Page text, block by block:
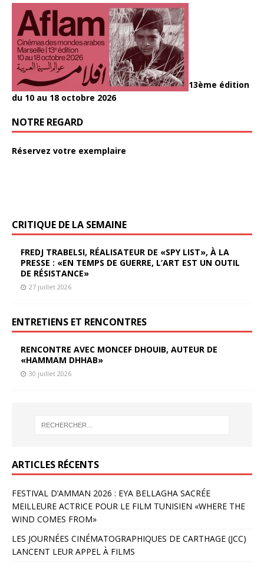
13ème édition
du 10 au 18 octobre 2026
NOTRE REGARD
Réservez votre exemplaire
CRITIQUE DE LA SEMAINE
FREDJ TRABELSI, RÉALISATEUR DE «SPY LIST», À LA
PRESSE : «EN TEMPS DE GUERRE, L’ART EST UN OUTIL
DE RÉSISTANCE»
27 juillet 2026
ENTRETIENS ET RENCONTRES
RENCONTRE AVEC MONCEF DHOUIB, AUTEUR DE
«HAMMAM DHHAB»
30 juillet 2026
ARTICLES RÉCENTS
FESTIVAL D’AMMAN 2026 : EYA BELLAGHA SACRÉE
MEILLEURE ACTRICE POUR LE FILM TUNISIEN «WHERE THE
WIND COMES FROM»
LES JOURNÉES CINÉMATOGRAPHIQUES DE CARTHAGE (JCC)
LANCENT LEUR APPEL À FILMS